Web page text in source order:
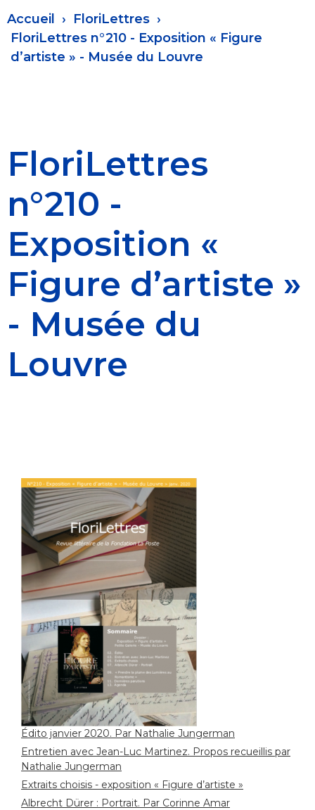
Fil
d'Ariane
Accueil
FloriLettres
FloriLettres n°210 - Exposition « Figure
d’artiste » - Musée du Louvre
FloriLettres
n°210 -
Exposition «
Figure d’artiste »
- Musée du
Louvre
Édito janvier 2020. Par Nathalie Jungerman
Entretien avec Jean-Luc Martinez. Propos recueillis par
Nathalie Jungerman
Extraits choisis - exposition « Figure d’artiste »
Albrecht Dürer : Portrait. Par Corinne Amar